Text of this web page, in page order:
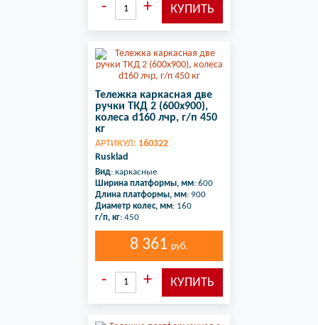
Тележка каркасная две
ручки ТКД 2 (600х900),
колеса d160 лчр, г/п 450
кг
АРТИКУЛ: 160322
Rusklad
Вид: каркасные
Ширина платформы, мм: 600
Длина платформы, мм: 900
Диаметр колес, мм: 160
г/п, кг: 450
8 361 руб.